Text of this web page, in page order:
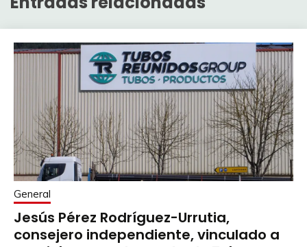
General
Jesús Pérez Rodríguez-Urrutia,
consejero independiente, vinculado a